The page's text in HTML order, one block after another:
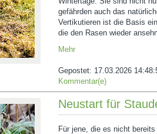
gefährden auch das
Vertikutieren ist die Basis
die den Rasen wieder
Mehr
Gepostet: 17.03.2026
Kommentar(e)
Neustart für
Für jene, die es nicht